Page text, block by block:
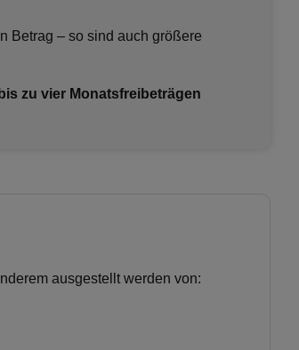
Betrag – so sind auch größere
bis zu vier Monatsfreibeträgen
ausgestellt werden von: